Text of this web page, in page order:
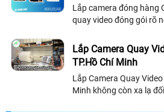
cách cực kì dễ dàng
Lắp camera đóng hàng
quay video đóng gói rõ
Lắp Camera Quay
TP.Hồ Chí Minh
Lắp Camera Quay
Minh không còn xa lạ